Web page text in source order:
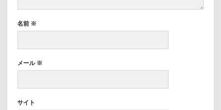
名前 ※
メール ※
サイト